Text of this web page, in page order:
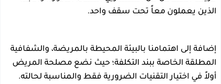
الذين يعملون معاً تحت سقف واحد.
إضافة إلى اهتمامنا بالبيئة المحيطة بالمريضة، والشفافية
المطلقة الخاصة ببند التكلفة؛ حيث نضع مصلحة المريض
أولاً في اختيار التقنيات الضرورية فقط والمناسبة لحالته.